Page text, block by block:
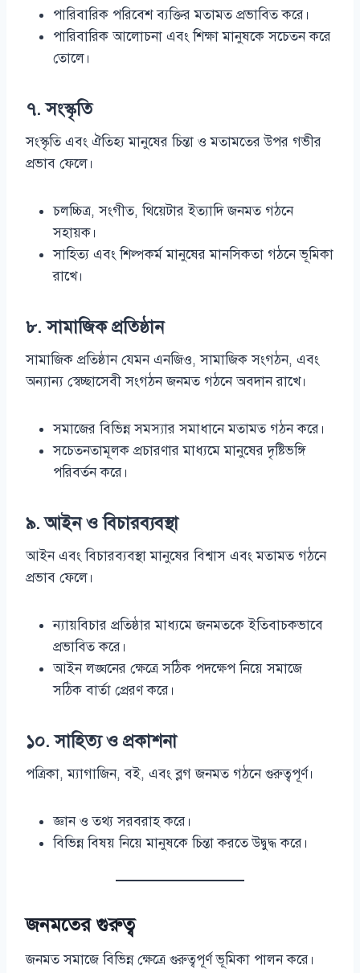
পারিবারিক পরিবেশ ব্যক্তির মতামত প্রভাবিত করে।
পারিবারিক আলোচনা এবং শিক্ষা মানুষকে সচেতন করে
তোলে।
৭. সংস্কৃতি
সংস্কৃতি এবং ঐতিহ্য মানুষের চিন্তা ও মতামতের উপর গভীর
প্রভাব ফেলে।
চলচ্চিত্র, সংগীত, থিয়েটার ইত্যাদি জনমত গঠনে
সহায়ক।
সাহিত্য এবং শিল্পকর্ম মানুষের মানসিকতা গঠনে ভূমিকা
রাখে।
৮. সামাজিক প্রতিষ্ঠান
সামাজিক প্রতিষ্ঠান যেমন এনজিও, সামাজিক সংগঠন, এবং
অন্যান্য স্বেচ্ছাসেবী সংগঠন জনমত গঠনে অবদান রাখে।
সমাজের বিভিন্ন সমস্যার সমাধানে মতামত গঠন করে।
সচেতনতামূলক প্রচারণার মাধ্যমে মানুষের দৃষ্টিভঙ্গি
পরিবর্তন করে।
৯. আইন ও বিচারব্যবস্থা
আইন এবং বিচারব্যবস্থা মানুষের বিশ্বাস এবং মতামত গঠনে
প্রভাব ফেলে।
ন্যায়বিচার প্রতিষ্ঠার মাধ্যমে জনমতকে ইতিবাচকভাবে
প্রভাবিত করে।
আইন লঙ্ঘনের ক্ষেত্রে সঠিক পদক্ষেপ নিয়ে সমাজে
সঠিক বার্তা প্রেরণ করে।
১০. সাহিত্য ও প্রকাশনা
পত্রিকা, ম্যাগাজিন, বই, এবং ব্লগ জনমত গঠনে গুরুত্বপূর্ণ।
জ্ঞান ও তথ্য সরবরাহ করে।
বিভিন্ন বিষয় নিয়ে মানুষকে চিন্তা করতে উদ্বুদ্ধ করে।
জনমতের গুরুত্ব
জনমত সমাজে বিভিন্ন ক্ষেত্রে গুরুত্বপূর্ণ ভূমিকা পালন করে।